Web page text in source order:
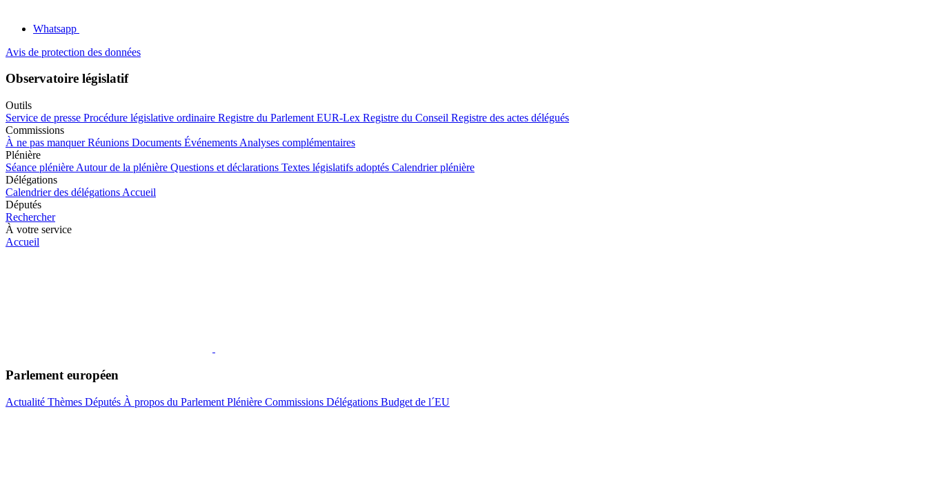
Whatsapp
Avis de protection des données
Observatoire législatif
Outils
Service de presse Procédure législative ordinaire Registre du Parlement EUR-Lex Registre du Conseil Registre des actes délégués
Commissions
À ne pas manquer Réunions Documents Événements Analyses complémentaires
Plénière
Séance plénière Autour de la plénière Questions et déclarations Textes législatifs adoptés Calendrier plénière
Délégations
Calendrier des délégations Accueil
Députés
Rechercher
À votre service
Accueil
Parlement européen
Actualité Thèmes Députés À propos du Parlement Plénière Commissions Délégations Budget de l´EU